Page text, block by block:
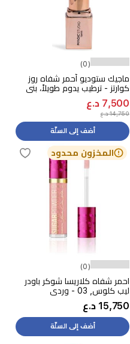
(0)
ماجيك ستوديو أحمر شفاه روز
كوارتز - ترطيب يدوم طويلاً، بني
7,500 د.ع
14,750 د.ع
أضف إلى السلّة
المخزون محدود
(0)
احمر شفاه كلاريسا شوكر باودر
ليب كلوس, 03 - وردي
15,750 د.ع
أضف إلى السلّة